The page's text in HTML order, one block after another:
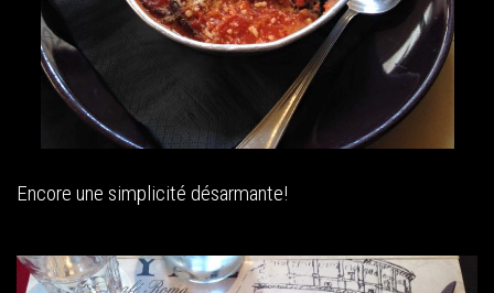
Encore une simplicité désarmante!